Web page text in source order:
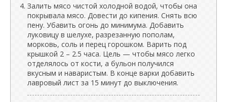
Залить мясо чистой холодной водой, чтобы она
покрывала мясо. Довести до кипения. Снять всю
пену. Убавить огонь до минимума. Добавить
луковицу в шелухе, разрезанную пополам,
морковь, соль и перец горошком. Варить под
крышкой 2 – 2.5 часа. Цель — чтобы мясо легко
отделялось от кости, а бульон получился
вкусным и наваристым. В конце варки добавить
лавровый лист за 15 минут до выключения.